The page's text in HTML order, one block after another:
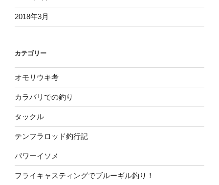
2018年3月
カテゴリー
オモリウキ考
カラバリでの釣り
タックル
テンフラロッド釣行記
パワーイソメ
フライキャスティングでブルーギル釣り！